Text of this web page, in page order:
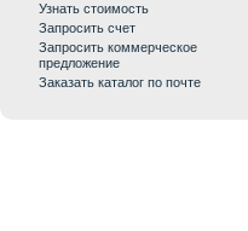
Узнать стоимость
Запросить счет
Запросить коммерческое
предложение
Заказать каталог по почте